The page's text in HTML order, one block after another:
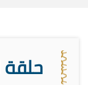
حلقة